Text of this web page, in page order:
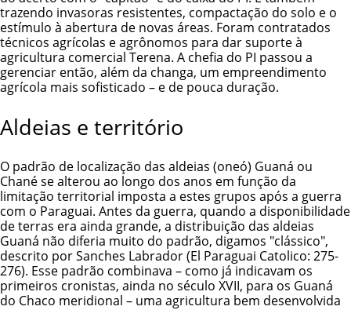
trazendo invasoras resistentes, compactação do solo e o
estímulo à abertura de novas áreas. Foram contratados
técnicos agrícolas e agrônomos para dar suporte à
agricultura comercial Terena. A chefia do PI passou a
gerenciar então, além da changa, um empreendimento
agrícola mais sofisticado – e de pouca duração.
Aldeias e território
O padrão de localização das aldeias (oneó) Guaná ou
Chané se alterou ao longo dos anos em função da
limitação territorial imposta a estes grupos após a guerra
com o Paraguai. Antes da guerra, quando a disponibilidade
de terras era ainda grande, a distribuição das aldeias
Guaná não diferia muito do padrão, digamos "clássico",
descrito por Sanches Labrador (El Paraguai Catolico: 275-
276). Esse padrão combinava – como já indicavam os
primeiros cronistas, ainda no século XVII, para os Guaná
do Chaco meridional – uma agricultura bem desenvolvida